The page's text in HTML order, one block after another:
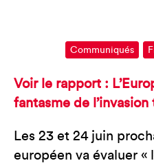
Communiqués
Voir le rapport :
fantasme de l’invasion
Les 23 et 24 juin
européen va évaluer